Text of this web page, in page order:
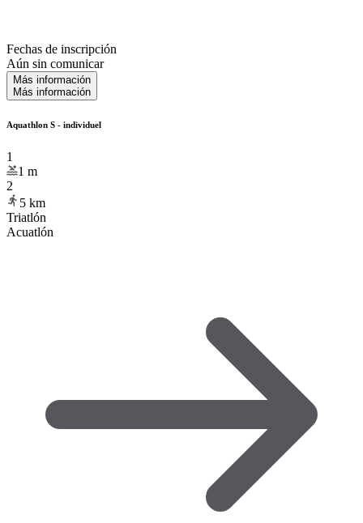
Fechas de inscripción
Aún sin comunicar
Más información
Más información
Aquathlon S - individuel
1
1 m
2
5 km
Triatlón
Acuatlón